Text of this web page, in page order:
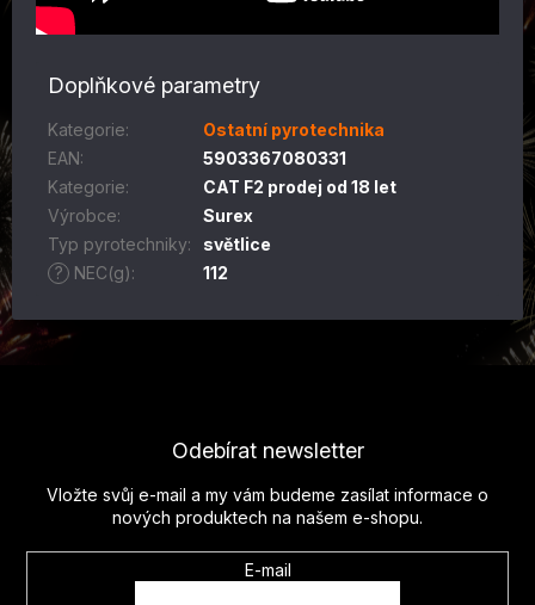
Doplňkové parametry
Kategorie:
Ostatní pyrotechnika
EAN:
5903367080331
Kategorie:
CAT F2 prodej od 18 let
Výrobce:
Surex
Typ pyrotechniky:
světlice
?
NEC(g): 112
Odebírat newsletter
Vložte svůj e-mail a my vám budeme zasílat informace o
nových produktech na našem e-shopu.
E-mail